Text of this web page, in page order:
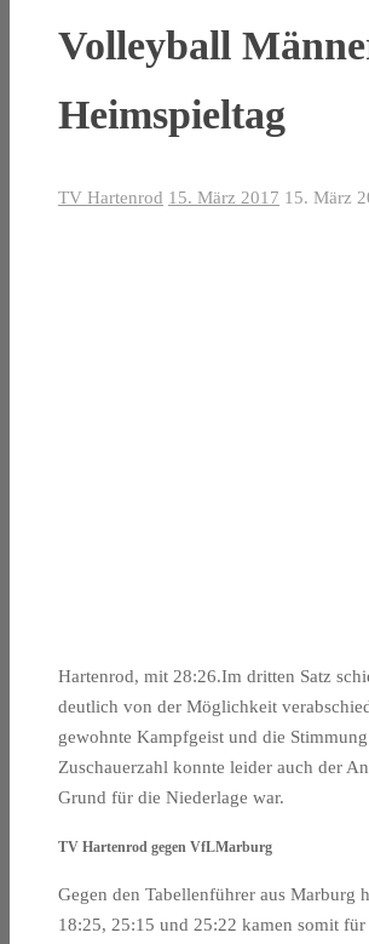
Volleyball
Heimspieltag
TV Hartenrod 15. März 2017 15. März
Hartenrod, mit 28:26.Im dritten Satz
deutlich von der Möglichkeit
gewohnte Kampfgeist und die
Zuschauerzahl konnte leider auch der
Grund für die Niederlage war.
TV Hartenrod gegen VfLMarburg
Gegen den Tabellenführer aus Marburg
18:25, 25:15 und 25:22 kamen somit